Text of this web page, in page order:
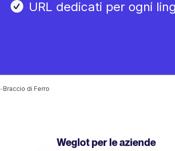
URL dedicati per ogni
-Braccio di Ferro
Weglot per le aziende